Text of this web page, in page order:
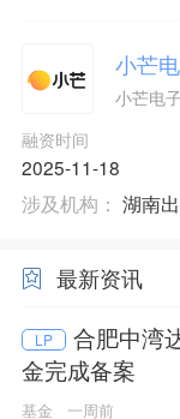
小芒
小芒电
融资时间
2025-11-18
涉及机构： 湖南
最新资讯
LP
合肥中湾
金完成备案
基金 一周前